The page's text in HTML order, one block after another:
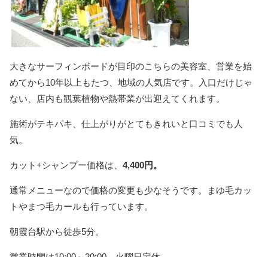
大きなサーフィンボードが目印のこちらの美容室、営業を始
めてから10年以上もたつ、地域の人気店です。入口だけじゃ
ない、店内も観葉植物や熱帯業が出迎えてくれます。
施術がテキパキ、仕上がりがとてもきれいと口コミでも人
気。
カット+シャンプー価格は、 4,400円。
通常メニューなので価格の変更も少なそうです。まゆ毛カッ
トやまつ毛カールも行っています。
朝霞台駅から徒歩5分。